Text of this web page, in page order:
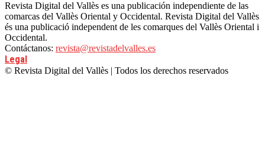
Revista Digital del Vallès es una publicación independiente de las
comarcas del Vallès Oriental y Occidental. Revista Digital del Vallès
és una publicació independent de les comarques del Vallès Oriental i
Occidental.
Contáctanos: revista@revistadelvalles.es
Legal
© Revista Digital del Vallès | Todos los derechos reservados